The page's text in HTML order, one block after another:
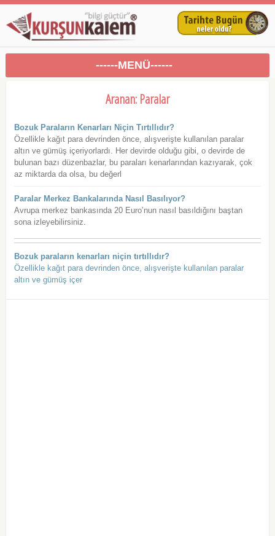
------MENÜ------
Aranan: Paralar
Bozuk Paraların Kenarları Niçin Tırtıllıdır?
Özellikle kağıt para devrinden önce, alışverişte kullanılan paralar
altın ve gümüş içeriyorlardı. Her devirde olduğu gibi, o devirde de
bulunan bazı düzenbazlar, bu paraları kenarlarından kazıyarak, çok
az miktarda da olsa, bu değerl
Paralar Merkez Bankalarında Nasıl Basılıyor?
Avrupa merkez bankasında 20 Euro’nun nasıl basıldığını baştan
sona izleyebilirsiniz.
Bozuk paraların kenarları niçin tırtıllıdır?
Özellikle kağıt para devrinden önce, alışverişte kullanılan paralar
altın ve gümüş içer